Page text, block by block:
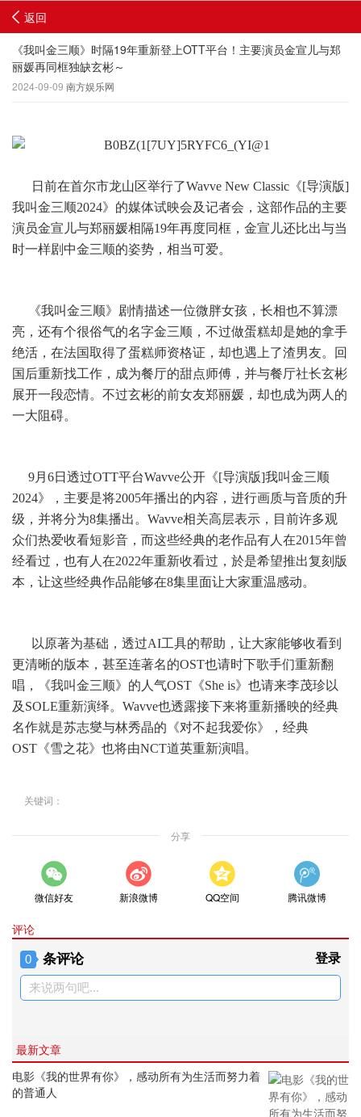
返回
《我叫金三顺》时隔19年重新登上OTT平台！主要演员金宣儿与郑
丽媛再同框独缺玄彬～
2024-09-09 南方娱乐网
日前在首尔市龙山区举行了Wavve New Classic《[导演版]
我叫金三顺2024》的媒体试映会及记者会，这部作品的主要
演员金宣儿与郑丽媛相隔19年再度同框，金宣儿还比出与当
时一样剧中金三顺的姿势，相当可爱。
《我叫金三顺》剧情描述一位微胖女孩，长相也不算漂
亮，还有个很俗气的名字金三顺，不过做蛋糕却是她的拿手
绝活，在法国取得了蛋糕师资格证，却也遇上了渣男友。回
国后重新找工作，成为餐厅的甜点师傅，并与餐厅社长玄彬
展开一段恋情。不过玄彬的前女友郑丽媛，却也成为两人的
一大阻碍。
9月6日透过OTT平台Wavve公开《[导演版]我叫金三顺
2024》，主要是将2005年播出的内容，进行画质与音质的升
级，并将分为8集播出。Wavve相关高层表示，目前许多观
众们热爱收看短影音，而这些经典的老作品有人在2015年曾
经看过，也有人在2022年重新收看过，於是希望推出复刻版
本，让这些经典作品能够在8集里面让大家重温感动。
以原著为基础，透过AI工具的帮助，让大家能够收看到
更清晰的版本，甚至连著名的OST也请时下歌手们重新翻
唱，《我叫金三顺》的人气OST《She is》也请来李茂珍以
及SOLE重新演绎。Wavve也透露接下来将重新播映的经典
名作就是苏志燮与林秀晶的《对不起我爱你》，经典
OST《雪之花》也将由NCT道英重新演唱。
关键词：
分享
微信好友 新浪微博 QQ空间 腾讯微博
评论
0 条评论 登录
来说两句吧...
最新文章
电影《我的世界有你》，感动所有为生活而努力着
的普通人